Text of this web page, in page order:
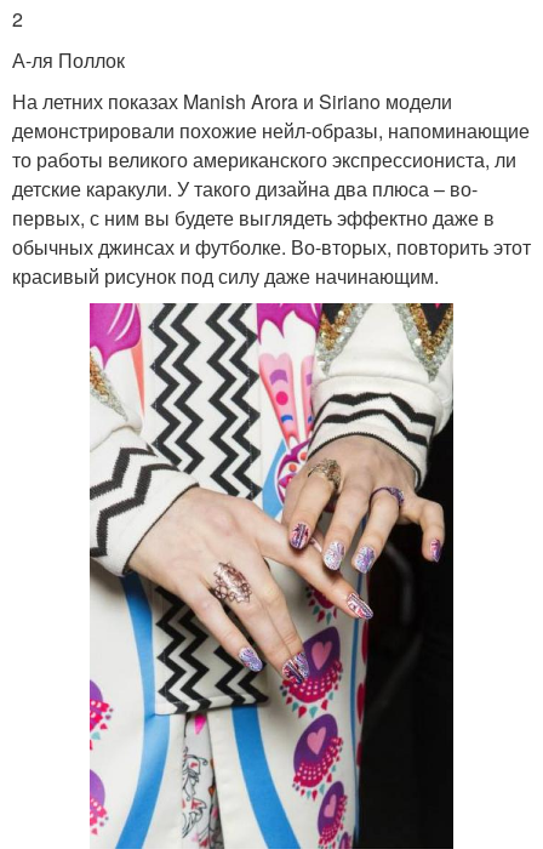
2
А-ля Поллок
На летних показах Manish Arora и Siriano модели
демонстрировали похожие нейл-образы, напоминающие
то работы великого американского экспрессиониста, ли
детские каракули. У такого дизайна два плюса – во-
первых, с ним вы будете выглядеть эффектно даже в
обычных джинсах и футболке. Во-вторых, повторить этот
красивый рисунок под силу даже начинающим.